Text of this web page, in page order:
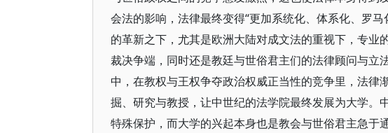
会法的影响，法律最终变得“更加系统化、体系化、罗
的革新之下，尤其是欧洲大陆对成文法的重视下，专业
裁决争端，同时还是教廷与世俗君主们的法律顾问与立
中，在教权与王权争夺政治权威正当性的竞争里，法律
掘、研究与教授，让中世纪的法学院最终发展为大学。
特殊保护，而大学的兴起本身也是教会与世俗君主急于